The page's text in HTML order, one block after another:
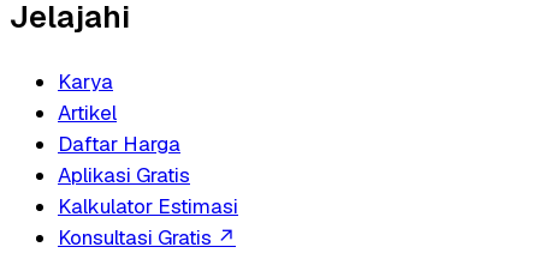
Jelajahi
Karya
Artikel
Daftar Harga
Aplikasi Gratis
Kalkulator Estimasi
Konsultasi Gratis ↗